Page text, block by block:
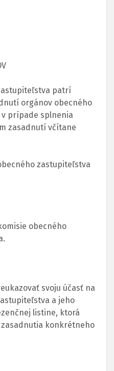
patrí
orgánov obecného
prípade splnenia
zasadnutí včítane
zastupiteľstva
obecného
svoju účasť na
a jeho
listine, ktorá
konkrétneho